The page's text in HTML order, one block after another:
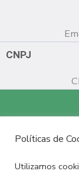
CNPJ
Políticas de
Utilizamos